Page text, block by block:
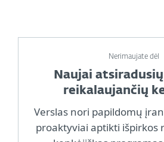
Nerimaujate dėl
Naujai
reikalaujančių
Verslas nori papildomų
proaktyviai aptikti išpirkos